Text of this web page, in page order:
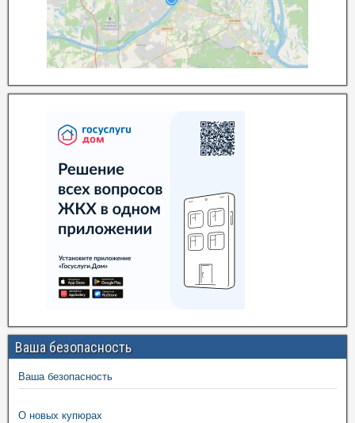
Ваша безопасность
Ваша безопасность
О новых купюрах